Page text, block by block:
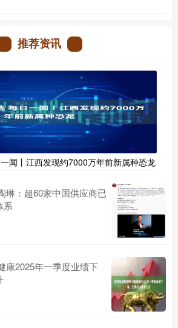
推荐资讯
闻丨江西发现约7000万年前新属种恐龙
琳：超60家中国供应商已
系
康2025年一季度业绩下